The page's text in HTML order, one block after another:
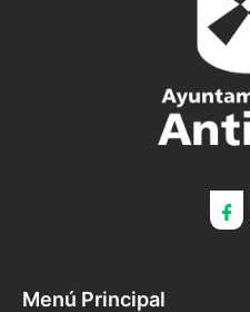
Menú Principal